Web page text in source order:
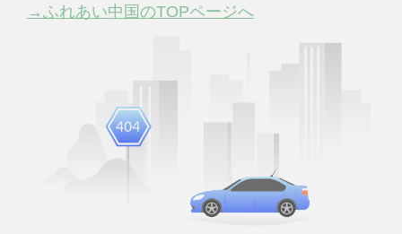
→ふれあい中国のTOPページへ